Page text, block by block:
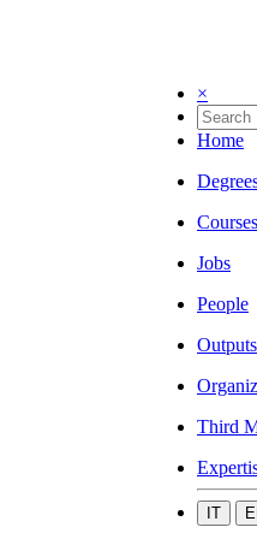
×
Home
Courses
Jobs
People
Outputs
Third
IT